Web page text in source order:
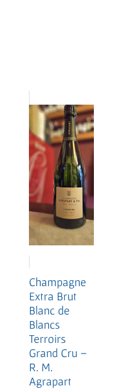
Champagne
Extra Brut
Blanc de
Blancs
Terroirs
Grand Cru –
R. M.
Agrapart